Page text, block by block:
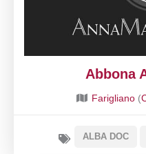
Abbona
Farigliano(
ALBA DOC